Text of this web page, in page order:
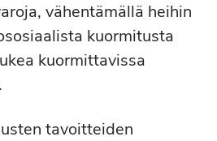
vähentämällä heihin
kuormitusta
kuormittavissa
tavoitteiden